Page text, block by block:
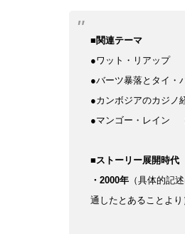
■関連テーマ
●ワット・リアップ
●バーツ暴落とタイ・
●カンボジアのカジノ
●マンゴー・レイン
■ストーリー展開時代
・2000年 （具体的記
通したとあることより